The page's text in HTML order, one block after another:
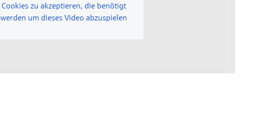
Cookies zu akzeptieren, die benötigt
werden um dieses Video abzuspielen